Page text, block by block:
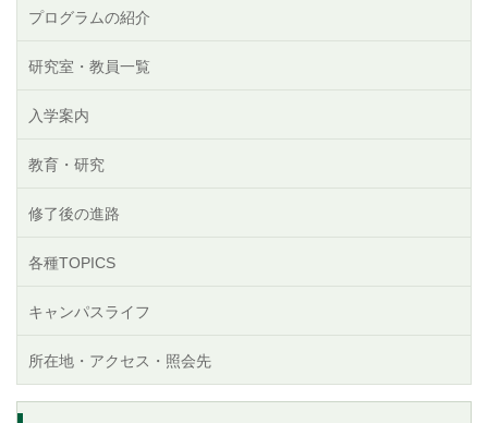
プログラムの紹介
研究室・教員一覧
入学案内
教育・研究
修了後の進路
各種TOPICS
キャンパスライフ
所在地・アクセス・照会先